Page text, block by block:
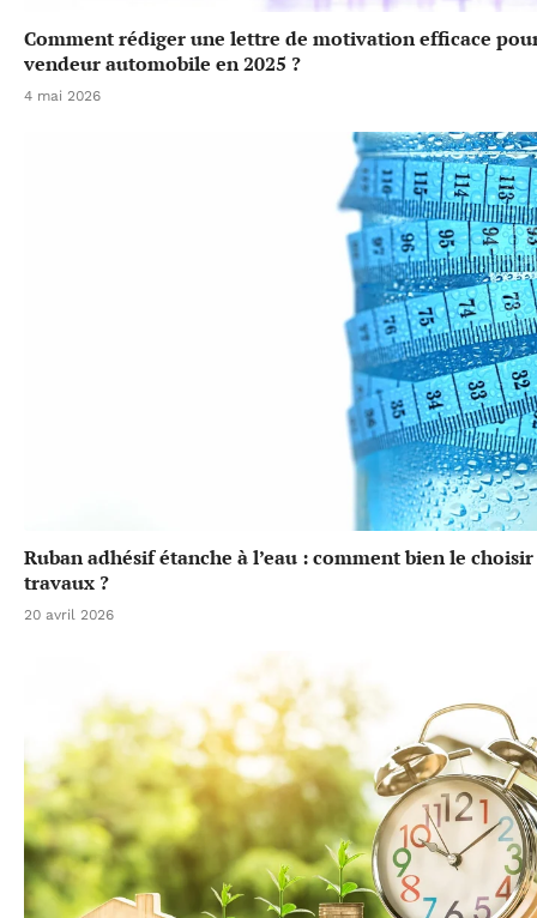
Comment rédiger une lettre de motivation efficace
vendeur automobile en 2025 ?
4 mai 2026
Ruban adhésif étanche à l’eau : comment bien le
travaux ?
20 avril 2026